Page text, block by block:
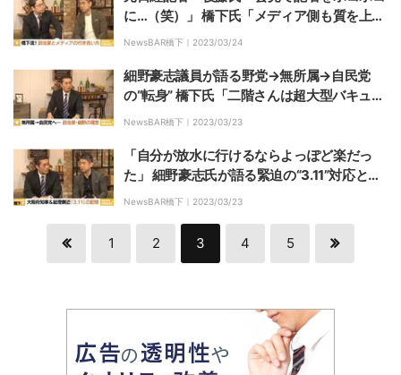
に…（笑）」 橋下氏「メディア側も質を上げ
て良い質問をしてもらわないと」
NewsBAR橋下｜ 2023/03/24
細野豪志議員が語る野党→無所属→自民党
の“転身” 橋下氏「二階さんは超大型バキュー
ム」「それが自民党の強さ」
NewsBAR橋下｜ 2023/03/23
「自分が放水に行けるならよっぽど楽だっ
た」 細野豪志氏が語る緊迫の“3.11”対応とそ
の裏側 有事対応に橋下氏「政治家は現場に行
NewsBAR橋下｜ 2023/03/23
1 2 3 4 5